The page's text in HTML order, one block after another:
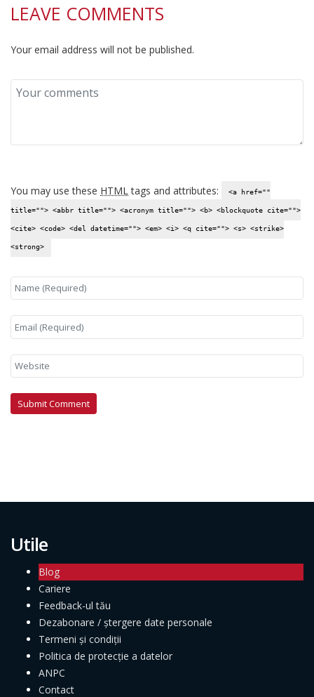
LEAVE COMMENTS
Your email address will not be published.
You may use these HTML tags and attributes: <a href=""
title=""> <abbr title=""> <acronym title=""> <b> <blockquote cite="">
<cite> <code> <del datetime=""> <em> <i> <q cite=""> <s> <strike>
<strong>
Utile
Blog
Cariere
Feedback-ul tău
Dezabonare / ștergere date personale
Termeni și condiții
Politica de protecție a datelor
ANPC
Contact